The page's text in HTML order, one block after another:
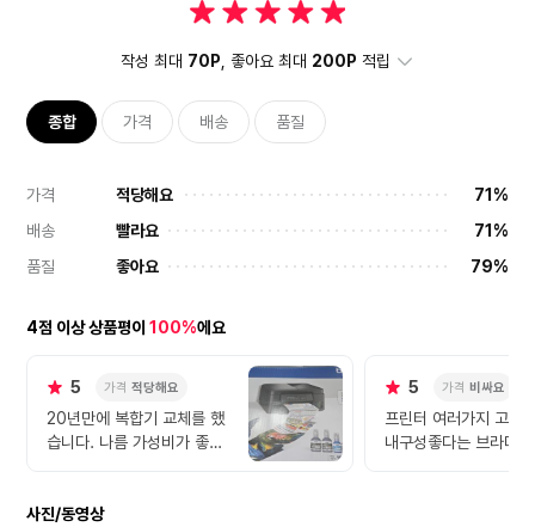
작성 최대 70P , 좋아요 최대 200P 적립
종합 가격 배송 품질
가격 적당해요
71%
배송
빨라요
71%
품질
좋아요 79%
4점 이상 상품평이 100%에요
5 가격 적당해요
20년만에 복합기 교체를 했
습니다. 나름 가성비가 좋은
5 가격 비싸요
프린터 여러가지 고민
내구성좋다는 브라더
사진/동영상